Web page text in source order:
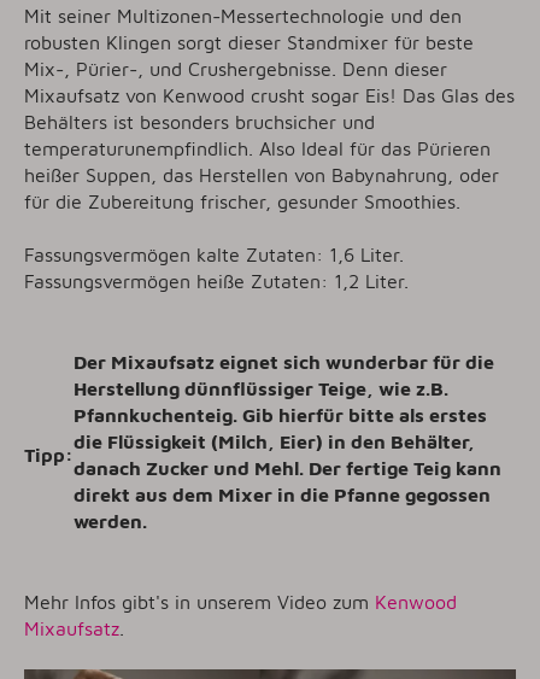
Mit seiner Multizonen-Messertechnologie und den
robusten Klingen sorgt dieser Standmixer für beste
Mix-, Pürier-, und Crushergebnisse. Denn dieser
Mixaufsatz von Kenwood crusht sogar Eis! Das Glas des
Behälters ist besonders bruchsicher und
temperaturunempfindlich. Also Ideal für das Pürieren
heißer Suppen, das Herstellen von Babynahrung, oder
für die Zubereitung frischer, gesunder Smoothies.
Fassungsvermögen kalte Zutaten: 1,6 Liter.
Fassungsvermögen heiße Zutaten: 1,2 Liter.
Tipp:
Der Mixaufsatz eignet sich wunderbar für die
Herstellung dünnflüssiger Teige, wie z.B.
Pfannkuchenteig. Gib hierfür bitte als erstes
die Flüssigkeit (Milch, Eier) in den Behälter,
danach Zucker und Mehl. Der fertige Teig kann
direkt aus dem Mixer in die Pfanne gegossen
werden.
Mehr Infos gibt's in unserem Video zum Kenwood
Mixaufsatz